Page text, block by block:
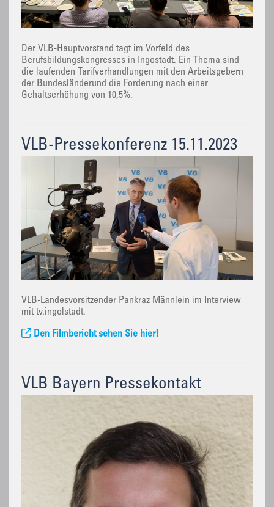
Der VLB-Hauptvorstand tagt im Vorfeld des
Berufsbildungskongresses in Ingostadt. Ein Thema sind
die laufenden Tarifverhandlungen mit den Arbeitsgebern
der Bundesländerund die Forderung nach einer
Gehaltserhöhung von 10,5%.
VLB-Pressekonferenz 15.11.2023
VLB-Landesvorsitzender Pankraz Männlein im Interview
mit tv.ingolstadt.
Den Filmbericht sehen Sie hier!
VLB Bayern Pressekontakt